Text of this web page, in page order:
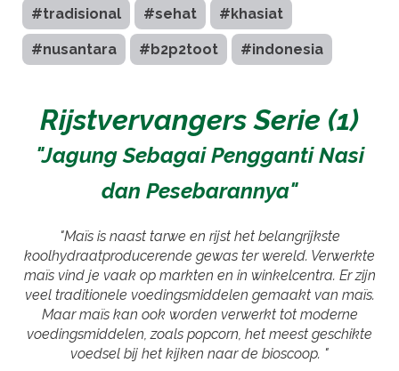
#tradisional #sehat #khasiat
#nusantara #b2p2toot #indonesia
Rijstvervangers Serie (1)
"Jagung Sebagai Pengganti Nasi
dan Pesebarannya"
"Maïs is naast tarwe en rijst het belangrijkste
koolhydraatproducerende gewas ter wereld. Verwerkte
maïs vind je vaak op markten en in winkelcentra. Er zijn
veel traditionele voedingsmiddelen gemaakt van maïs.
Maar maïs kan ook worden verwerkt tot moderne
voedingsmiddelen, zoals popcorn, het meest geschikte
voedsel bij het kijken naar de bioscoop. "